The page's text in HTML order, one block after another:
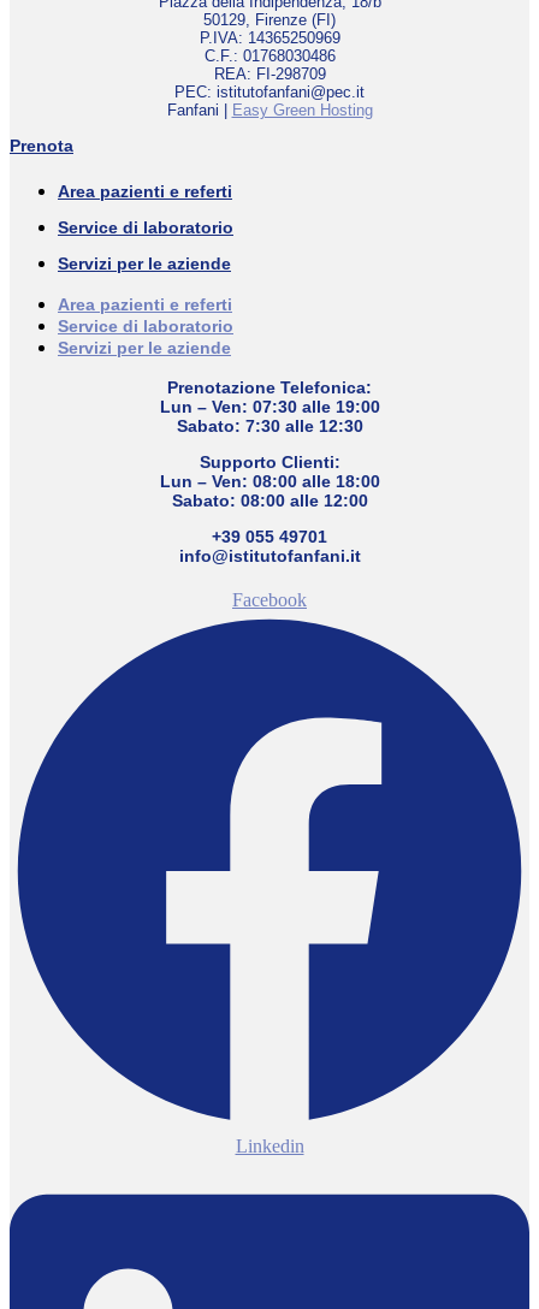
50129, Firenze (FI)
P.IVA: 14365250969
C.F.: 01768030486
REA: FI-298709
PEC: istitutofanfani@pec.it
Fanfani | Easy Green Hosting
Prenota
Area pazienti e referti
Service di laboratorio
Servizi per le aziende
Area pazienti e referti
Service di laboratorio
Servizi per le aziende
Prenotazione Telefonica:
Lun – Ven: 07:30 alle 19:00
Sabato: 7:30 alle 12:30
Supporto Clienti:
Lun – Ven: 08:00 alle 18:00
Sabato: 08:00 alle 12:00
+39 055 49701
info@istitutofanfani.it
Facebook
Linkedin